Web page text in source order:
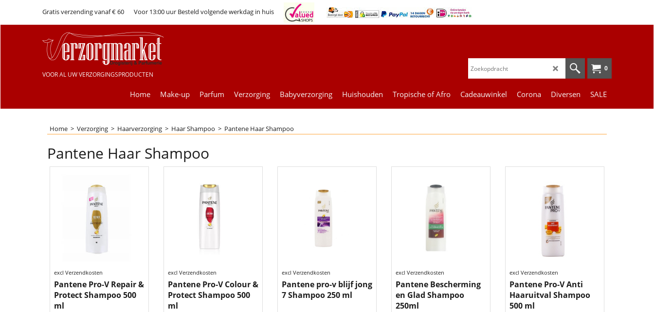
Gratis verzending vanaf € 60 Voor 13:00 uur Besteld volgende werkdag in huis
VOOR AL UW VERZORGINGSPRODUCTEN
0
Home Make-up Parfum Verzorging Babyverzorging Huishouden Tropische of Afro Cadeauwinkel Corona Diversen SALE
Home > Verzorging > Haarverzorging > Haar Shampoo > Pantene Haar Shampoo
Pantene Haar Shampoo
excl Verzendkosten
Pantene Pro-V Repair &
Protect Shampoo 500
ml
excl Verzendkosten
Pantene Pro-V Colour &
Protect Shampoo 500
ml
excl Verzendkosten
Pantene pro-v blijf jong
7 Shampoo 250 ml
excl Verzendkosten
Pantene Bescherming
en Glad Shampoo
250ml
excl Verzendkosten
Pantene Pro-V Anti
Haaruitval Shampoo
500 ml